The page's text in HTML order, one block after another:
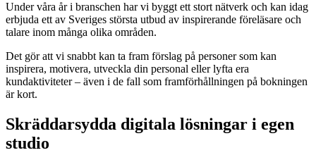
Under våra år i branschen har vi byggt ett stort nätverk och kan idag
erbjuda ett av Sveriges största utbud av inspirerande föreläsare och
talare inom många olika områden.
Det gör att vi snabbt kan ta fram förslag på personer som kan
inspirera, motivera, utveckla din personal eller lyfta era
kundaktiviteter – även i de fall som framförhållningen på bokningen
är kort.
Skräddarsydda digitala lösningar i egen
studio